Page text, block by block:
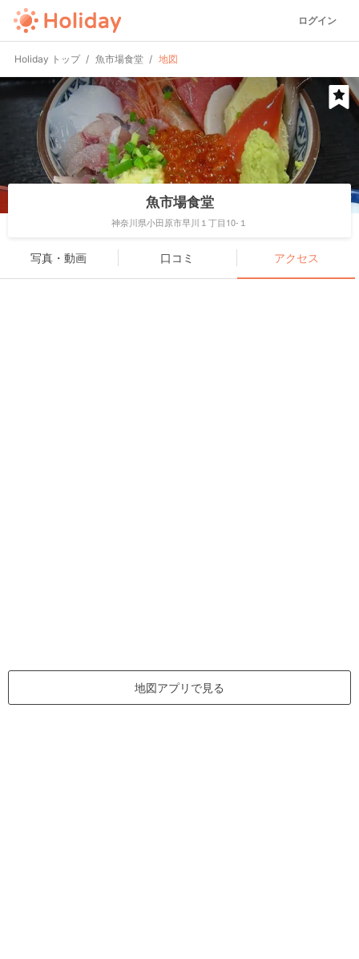
ログイン
Holiday トップ 魚市場食堂 地図
魚市場食堂
神奈川県小田原市早川１丁目10-１
写真・動画 口コミ アクセス
地図アプリで見る